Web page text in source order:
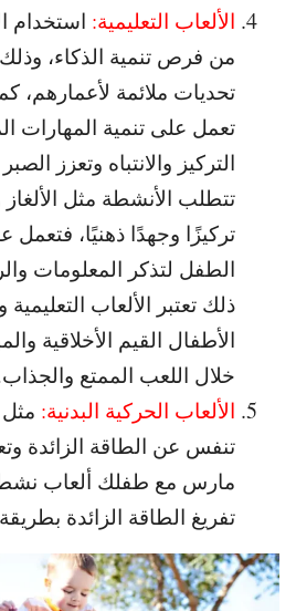
الألعاب التعليمية: استخدام
من فرص تنمية الذكاء،
تحديات ملائمة لأعمارهم،
تعمل على تنمية المهارات
التركيز والانتباه وتعزز
تتطلب الأنشطة مثل
تركيزًا وجهدًا ذهنيًا،
الطفل لتذكر المعلومات
ذلك تعتبر الألعاب
الأطفال القيم الأخلاقية
خلال اللعب الممتع
الألعاب الحركية البدنية: مثل
تنفس عن الطاقة الزائدة
مارس مع طفلك ألعاب
تفريغ الطاقة الزائدة بطريقة